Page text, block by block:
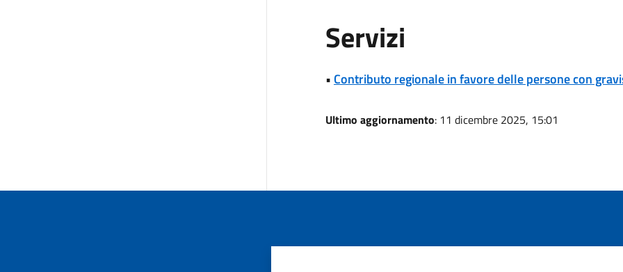
Servizi
• Contributo regionale in favore delle persone con
Ultimo aggiornamento: 11 dicembre 2025, 15:01